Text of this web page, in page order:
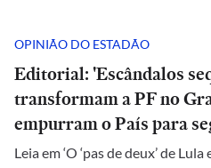
OPINIÃO DO ESTADÃO
Editorial: 'Escândalos
transformam a PF no
empurram o País para
Leia em ‘O ‘pas de deux’ de Lula